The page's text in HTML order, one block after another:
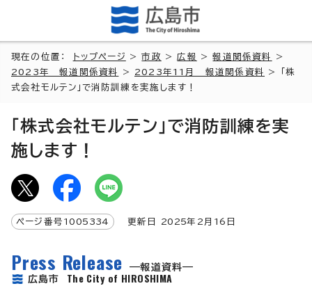
現在の位置： トップページ >市政 >広報 >報道関係資料
>
2023年 報道関係資料
> 2023年11月 報道関係資料
> 「株
式会社モルテン」で消防訓練を実施します！
「株式会社モルテン」で消防訓練を実
施します！
ページ番号 1005334 更新日 2025年2月 16 日
Press Release
報道資料
広島市 The City of HIROSHIMA